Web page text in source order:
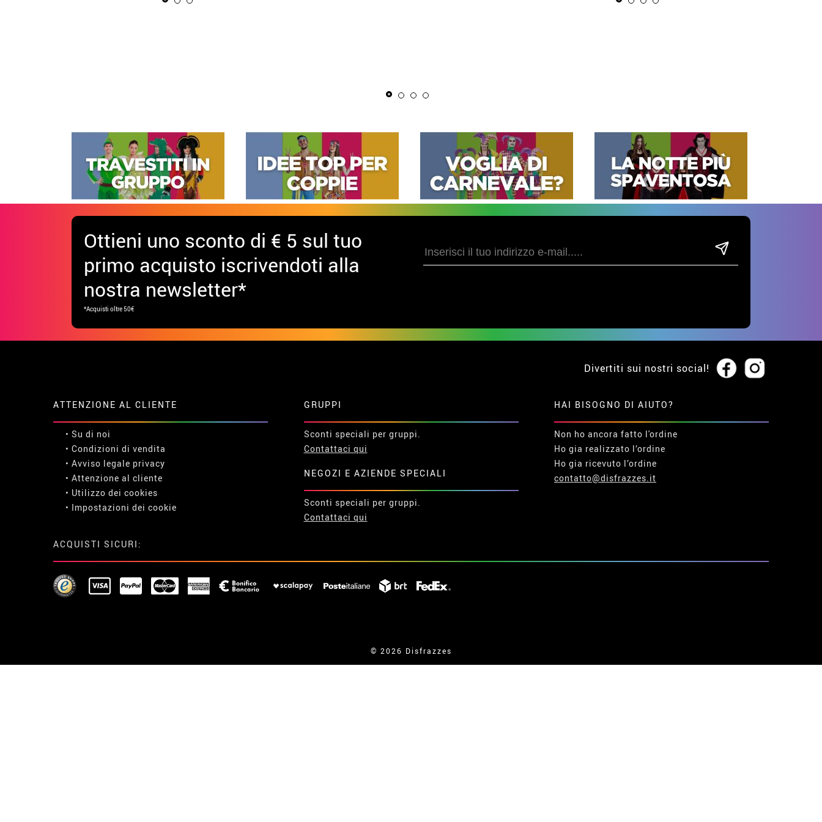
Ottieni uno sconto di € 5 sul tuo
primo acquisto iscrivendoti alla
nostra newsletter*
*Acquisti oltre 50€
Divertiti sui nostri social!
ATTENZIONE AL CLIENTE
• Su di noi
• Condizioni di vendita
• Avviso legale privacy
• Attenzione al cliente
• Utilizzo dei cookies
• Impostazioni dei cookie
GRUPPI
Sconti speciali per gruppi.
Contattaci qui
NEGOZI E AZIENDE SPECIALI
Sconti speciali per gruppi.
Contattaci qui
HAI BISOGNO DI AIUTO?
Non ho ancora fatto l'ordine
Ho gia realizzato l’ordine
Ho gia ricevuto l’ordine
contatto@disfrazzes.it
ACQUISTI SICURI:
© 2026 Disfrazzes